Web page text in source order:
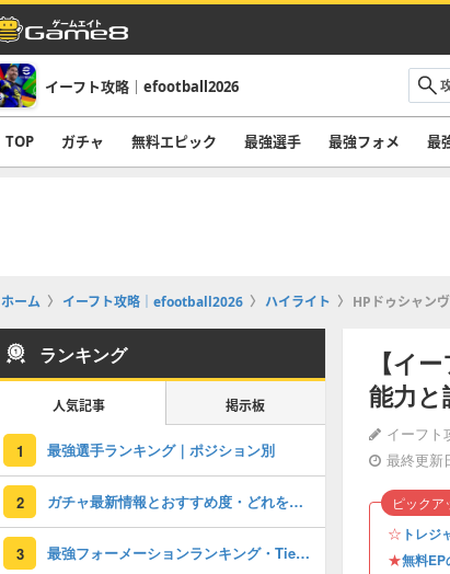
イーフト攻略｜efootball2026
TOP ガチャ 無料エピック 最強選手 最強フォメ 最
ホーム イーフト攻略｜efootball2026 ハイライト HPドゥシャン
【イ
能力と
イーフト
最終更新
☆ トレジ
★無料EP
ピックア
ランキング
人気記事 掲示板
1 最強選手ランキング｜ポジション別
2 ガチャ最新情報とおすすめ度・どれを引くべき？
3 最強フォーメーションランキング・Tier表